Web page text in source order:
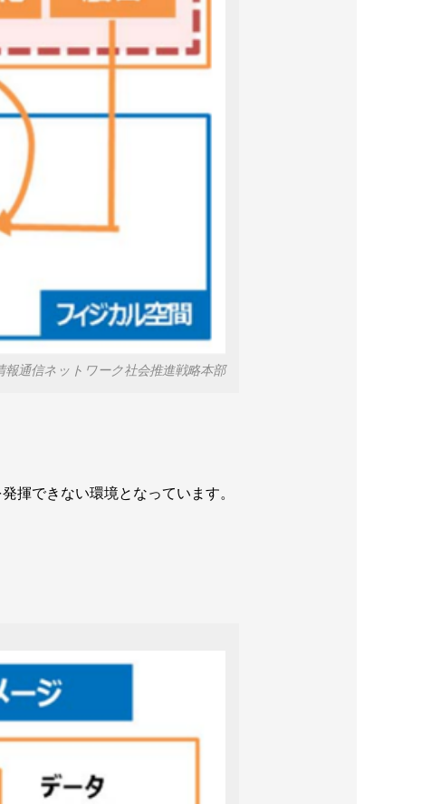
通信ネットワーク社会推進戦略本部
揮できない環境となっています。